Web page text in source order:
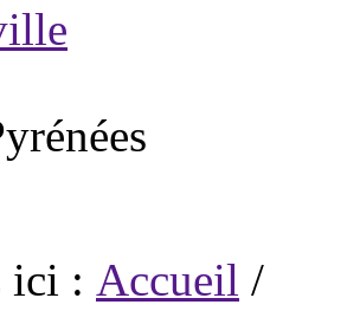
ici : Accueil /